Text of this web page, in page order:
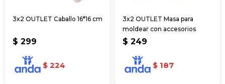
3x2 OUTLET Caballo 16*16 cm
$ 299
$ 224
3x2 OUTLET Masa para
moldear con accesorios
$ 249
$ 187